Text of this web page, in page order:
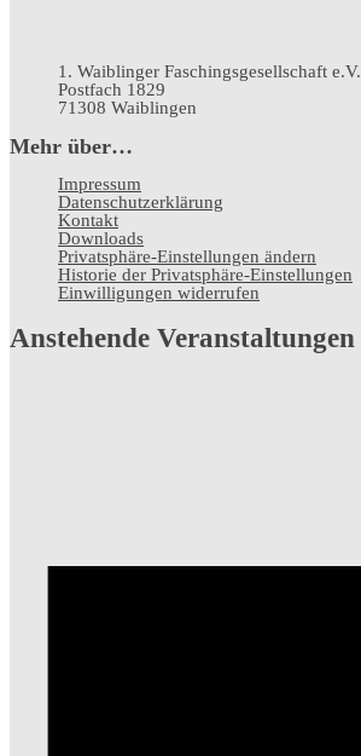
1. Waiblinger Faschingsgesellschaft e.V.
Postfach 1829
71308 Waiblingen
Mehr über…
Impressum
Datenschutz­erklärung
Kontakt
Downloads
Privatsphäre-Einstellungen ändern
Historie der Privatsphäre-Einstellungen
Einwilligungen widerrufen
Anstehende Veranstaltungen